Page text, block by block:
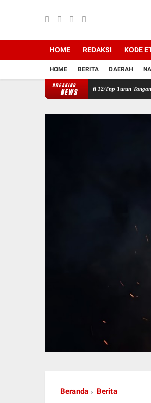
HOME REDAKSI KODE
HOME BERITA DAERAH
BREAKING
NEWS
Babinsa Koramil 12/Tnp Turun Tangan Bantu
Beranda Berita